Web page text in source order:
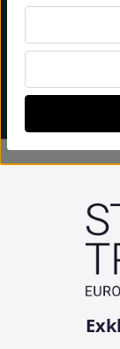
